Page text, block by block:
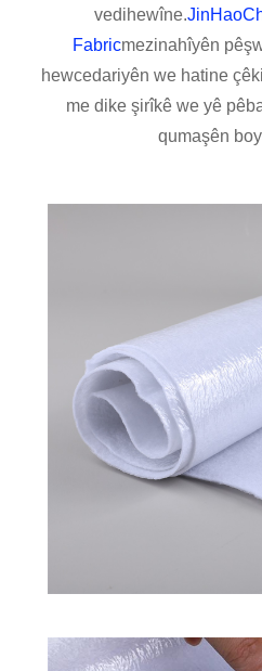
vedihewîne.
Fabricmezinahîyên
hewcedariyên we hatine
me dike şirîkê we yê
qumaşên